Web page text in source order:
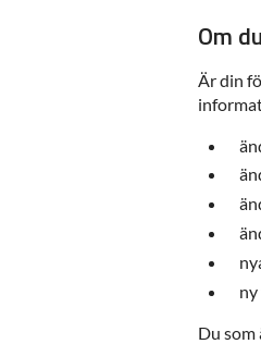
Om
Är din
Du